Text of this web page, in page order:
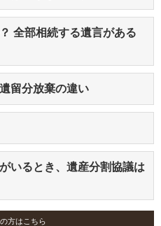
全部相続する遺言がある
留分放棄の違い
いるとき、遺産分割協議は
方はこちら